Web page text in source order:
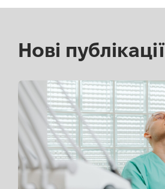
Нові публікації